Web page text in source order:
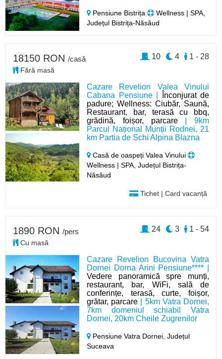
Pensiune Bistrița
Wellness | SPA,
Județul Bistrița-Năsăud
Cazare Revelion Valea Vinului
Cabana Pensiune |
Înconjurat de
padure; Wellness: Ciubăr, Saună,
Restaurant, bar, terasă cu bbq,
grădină, foișor, parcare| 9km
Parcul Național Munții Rodnei, 21
km Partia de Schi Alpina Blazna
Casă de oaspeți Valea Vinului
Wellness | SPA, Județul Bistrița-
Năsăud
Tichet | Card vacanță
18150 RON /casă
Fără masă
1 - 28
4
10
Cazare Revelion Bucovina Vatra
Dornei Dorna Arini Pensiune**** |
Vedere panoramică spre munți,
restaurant, bar, WiFi, sală de
conferințe, terasă, curte, foișor,
grătar, parcare | 5km Vatra Dornei,
7km domeniul schiabil Vatra
Dornei, 20km Cheile Zugrenilor
Pensiune Vatra Dornei,Județul
Suceava
1890 RON /pers
Cu masă
1 - 54
3
24